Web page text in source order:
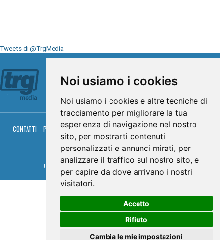
Noi usiamo i cookies
Noi usiamo i cookies e altre tecniche di
tracciamento per migliorare la tua
esperienza di navigazione nel nostro
sito, per mostrarti contenuti
personalizzati e annunci mirati, per
analizzare il traffico sul nostro sito, e
per capire da dove arrivano i nostri
visitatori.
Accetto
Rifiuto
Cambia le mie impostazioni
Tweets di @TrgMedia
CONTATTI PRIVACY COOKIES PALINSESTO DIRETTA TV
DIRETTA RADIO
RGM HITRADIO
© TRG Media 2005-2026
Umbria Televisioni s.r.l. - P.I.00496230541 -